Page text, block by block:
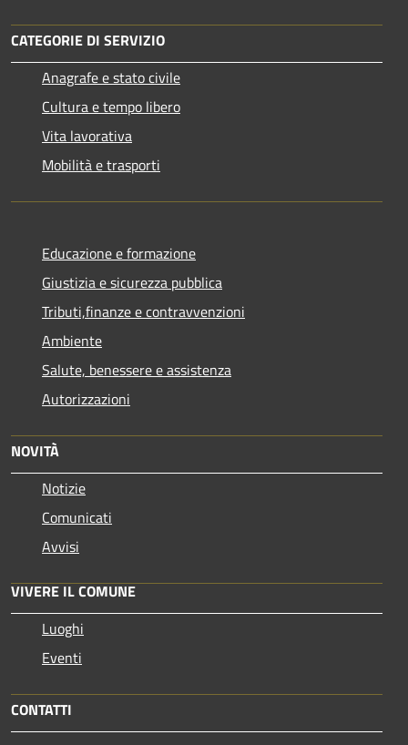
CATEGORIE DI SERVIZIO
Anagrafe e stato civile
Cultura e tempo libero
Vita lavorativa
Mobilità e trasporti
Educazione e formazione
Giustizia e sicurezza pubblica
Tributi,finanze e contravvenzioni
Ambiente
Salute, benessere e assistenza
Autorizzazioni
NOVITÀ
Notizie
Comunicati
Avvisi
VIVERE IL COMUNE
Luoghi
Eventi
CONTATTI